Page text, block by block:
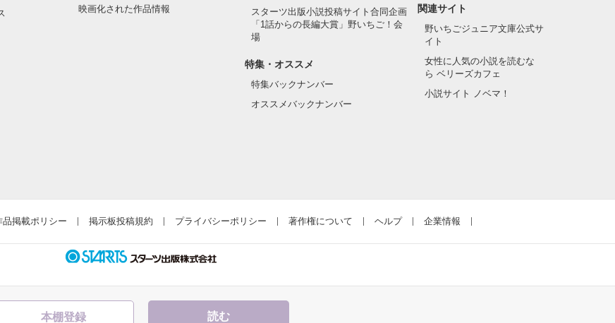
読む
前出していたしたものの長編バージョンになります。
映画化された作品情報
スターツ出版小説投稿サイト合同企画
「1話からの長編大賞」野いちご！会
場
特集・オススメ
特集バックナンバー
オススメバックナンバー
関連サイト
野いちごジュニア文庫公式サ
イト
女性に人気の小説を読むな
ら ベリーズカフェ
小説サイト ノベマ！
品掲載ポリシー 掲示板投稿規約 プライバシーポリシー 著作権について ヘルプ 企業情報